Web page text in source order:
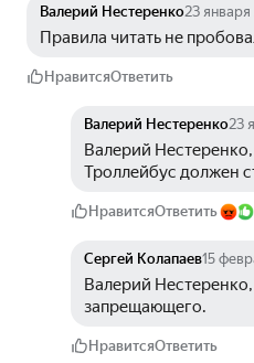
Валерий Нестеренко23
Правила читать не
НравитсяОтветить
Валерий Нестеренко23
Валерий Нестеренко,
Троллейбус должен
НравитсяОтветить
Сергей Колапаев15
Валерий
запрещающего.
НравитсяОтветить